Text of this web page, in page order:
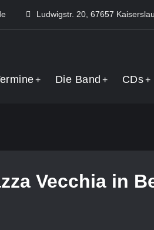
Ludwigstr. 20, 67657
Die Band CDs
Vecchia in